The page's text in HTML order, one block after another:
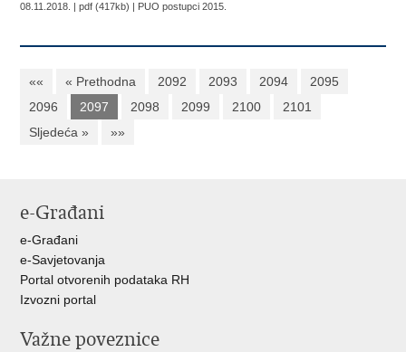
08.11.2018. | pdf (417kb) | PUO postupci 2015.
«« « Prethodna 2092 2093 2094
2095
2096
2097 2098 2099 2100
2101
Sljedeća »
»»
e-Građani
e-Građani
e-Savjetovanja
Portal otvorenih podataka RH
Izvozni portal
Važne poveznice